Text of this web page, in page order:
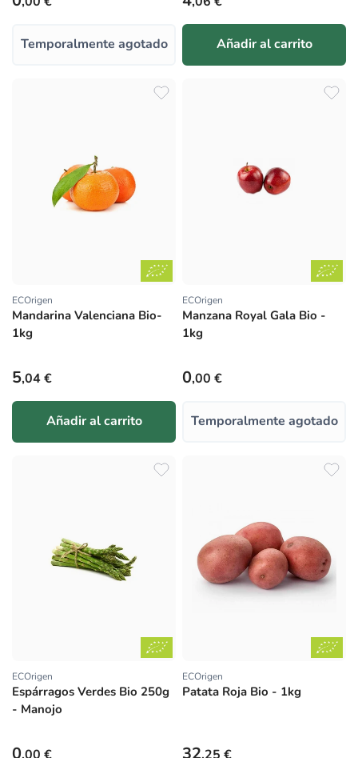
Temporalmente agotado Añadir al carrito
Proveedor:
ECOrigen
Mandarina Valenciana Bio-
1kg
Precio habitual
5,04 €
Añadir al carrito
Proveedor:
ECOrigen
Manzana Royal Gala Bio -
1kg
Precio habitual
0,00 €
Temporalmente agotado
Proveedor:
ECOrigen
Espárragos Verdes Bio 250g
- Manojo
Precio habitual
Proveedor:
ECOrigen
Patata Roja Bio - 1kg
Precio habitual